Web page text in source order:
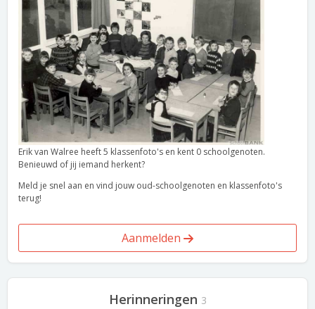
Erik van Walree heeft 5 klassenfoto's en kent 0 schoolgenoten.
Benieuwd of jij iemand herkent?
Meld je snel aan en vind jouw oud-schoolgenoten en klassenfoto's
terug!
Aanmelden
Herinneringen 3